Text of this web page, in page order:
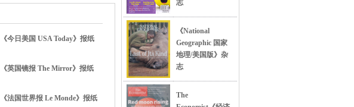
《今日美国 USA Today》报纸
《英国镜报 The Mirror》报纸
《法国世界报 Le Monde》报纸